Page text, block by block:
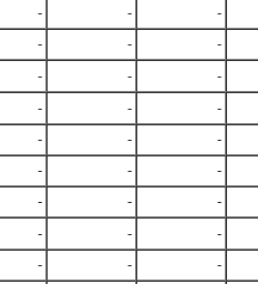
- - -
- - -
- - -
- - -
- - -
- - -
- - -
- - -
- - -